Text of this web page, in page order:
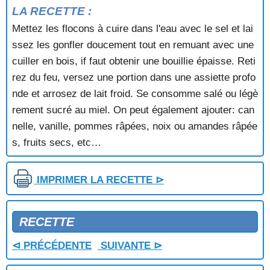
PUDDING DE SEMOULE AUX FRAMBOISES
PUDDING SAUCE FRAMBOISE
PUDDING SOUFFLE A LA SAUCE CARAMEL
PUITS AUX FRAISES
PUITS D'AMOUR
PUITS D'AMOUR AU CHOCOLAT ET AUX
PUREE DE MARRONS
PUREE DE MARRONS POUR ENTREMETS
PUREE DE POIRES GRATINEE
PYRAMIDES CHANTILLY
QUATRE QUART AUX POMMES
QUATRE QUART ROYAL
QUATRE QUARTS A LA RHUBARBE
QUATRE QUARTS AUX NOIX
QUATRE QUARTS AUX POIRES
QUATRE QUARTS AUX PRUNEAUX
QUATRE-QUARTS AUX ABRICOTS
LA RECETTE :
Mettez les flocons à cuire dans l'eau avec le sel et lai
ssez les gonfler doucement tout en remuant avec une
cuiller en bois, if faut obtenir une bouillie épaisse. Reti
rez du feu, versez une portion dans une assiette profo
nde et arrosez de lait froid. Se consomme salé ou légè
rement sucré au miel. On peut également ajouter: can
nelle, vanille, pommes râpées, noix ou amandes râpée
s, fruits secs, etc…
IMPRIMER LA RECETTE ⊳
RECETTE
⊲ PRÉCÉDENTE SUIVANTE ⊳